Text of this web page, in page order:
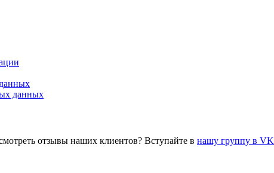
данных
отзывы наших клиентов? Вступайте в нашу группу в VK